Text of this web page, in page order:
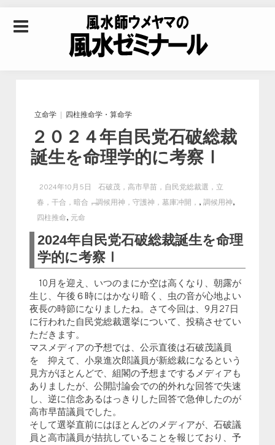
水ゼミナール｜風水
学・四柱推命学・易
学を合わせた立命講
座
立命学 四柱推命学・算命学
２０２４年自民党石破総裁
誕生を命理学的に考察Ⅰ
2024年10月5日
石破茂，高市早苗，自民党総裁選，立
春，干合，暗合，調候用神，守護神，墓庫冲開， ,調候用神,
四柱推命, 元命
2024年自民党石破総裁誕生を命理
学的に考察Ⅰ
10月を迎え、いつのまにか空は高くなり、朝露が
生じ、午後６時にはかなり暗く、虫の音が心地よい
夜長の時節になりましたね。さて今回は、9月27日
に行われた自民党総裁選挙について、投稿させてい
ただきます。
マスメディアの予想では、公示直後は石破茂議員
を 抑えて、小泉進次郎議員が新総裁になるという
見方がほとんどで、組閣の予想までするメディアも
ありましたが、公開討論会での的外れな回答で失速
し、逆に信念あるはっきりした回答で急伸したのが
高市早苗議員でした。
そして選挙直前にはほとんどのメディアが、石破議
員と高市議員が拮抗していることを報じており、予